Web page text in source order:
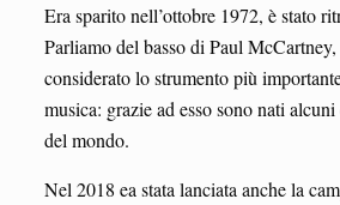
Era sparito nell’ottobre 1972, è stato
Parliamo del basso di Paul
considerato lo strumento più
musica: grazie ad esso sono nati
del mondo.
Nel 2018 ea stata lanciata anche la